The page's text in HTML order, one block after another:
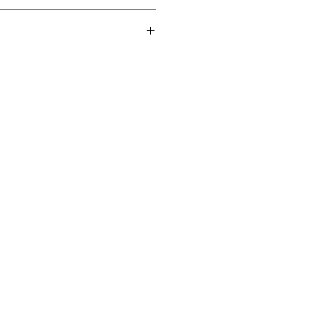
ваших індивідуальних